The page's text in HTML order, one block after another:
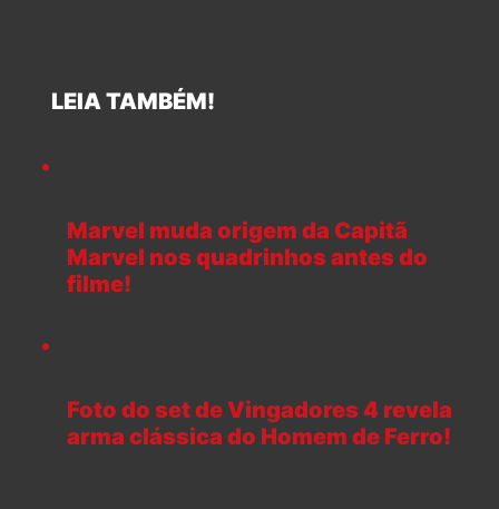
LEIA TAMBÉM!
Marvel muda origem da Capitã
Marvel nos quadrinhos antes do
filme!
Foto do set de Vingadores 4 revela
arma clássica do Homem de Ferro!